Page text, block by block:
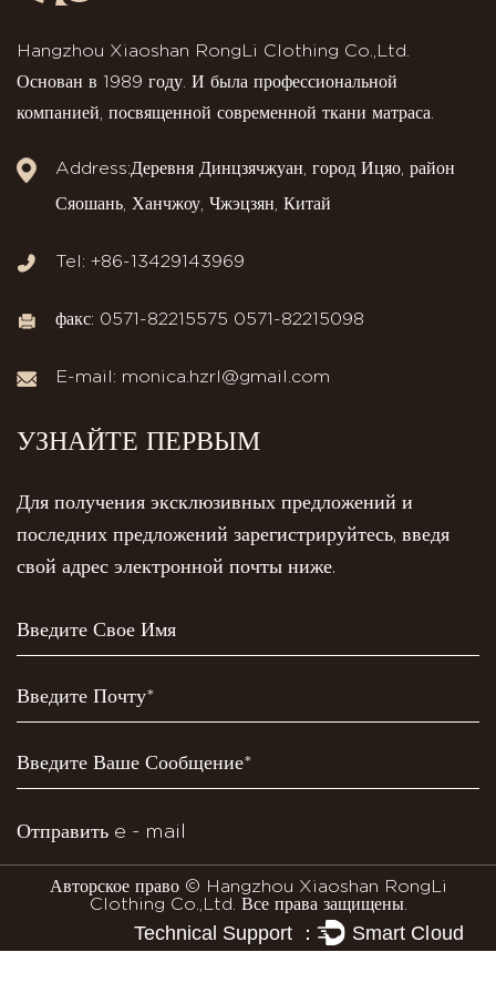
Hangzhou Xiaoshan RongLi Clothing Co.,Ltd.
Основан в 1989 году. И была профессиональной
компанией, посвященной современной ткани матраса.
Address:Деревня Динцзячжуан, город Ицяо, район
Сяошань, Ханчжоу, Чжэцзян, Китай
Tel: +86-13429143969
факс: 0571-82215575 0571-82215098
E-mail: monica.hzrl@gmail.com
УЗНАЙТЕ ПЕРВЫМ
Для получения эксклюзивных предложений и
последних предложений зарегистрируйтесь, введя
свой адрес электронной почты ниже.
Авторское право © Hangzhou Xiaoshan RongLi
Clothing Co.,Ltd. Все права защищены.